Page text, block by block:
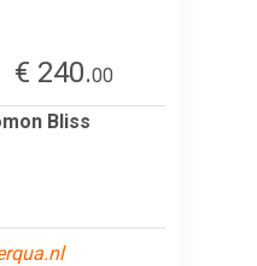
€ 240.00
Bliss